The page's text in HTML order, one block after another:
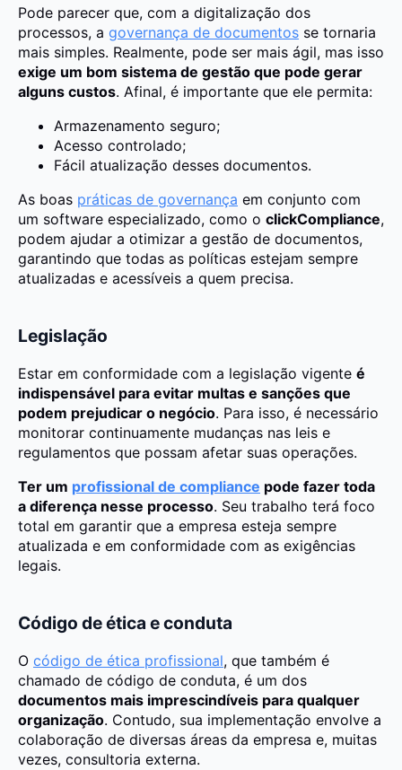
Pode parecer que, com a digitalização dos
processos, a governança de documentos se tornaria
mais simples. Realmente, pode ser mais ágil, mas isso
exige um bom sistema de gestão que pode gerar
alguns custos. Afinal, é importante que ele permita:
Armazenamento seguro;
Acesso controlado;
Fácil atualização desses documentos.
As boas práticas de governança em conjunto com
um software especializado, como o clickCompliance,
podem ajudar a otimizar a gestão de documentos,
garantindo que todas as políticas estejam sempre
atualizadas e acessíveis a quem precisa.
Legislação
Estar em conformidade com a legislação vigente é
indispensável para evitar multas e sanções que
podem prejudicar o negócio. Para isso, é necessário
monitorar continuamente mudanças nas leis e
regulamentos que possam afetar suas operações.
Ter um profissional de compliance pode fazer toda
a diferença nesse processo. Seu trabalho terá foco
total em garantir que a empresa esteja sempre
atualizada e em conformidade com as exigências
legais.
Código de ética e conduta
O código de ética profissional, que também é
chamado de código de conduta, é um dos
documentos mais imprescindíveis para qualquer
organização. Contudo, sua implementação envolve a
colaboração de diversas áreas da empresa e, muitas
vezes, consultoria externa.